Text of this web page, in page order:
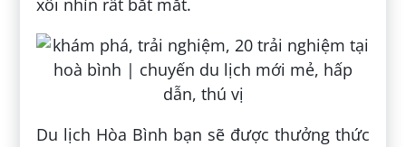
xôi nhìn rất bắt mắt.
Du lịch Hòa Bình bạn sẽ được thưởng thức